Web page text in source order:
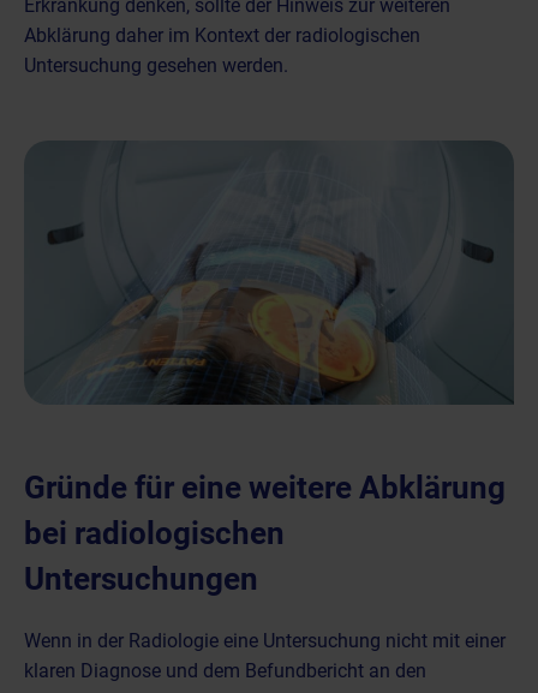
Erkrankung denken, sollte der Hinweis zur weiteren
Abklärung daher im Kontext der radiologischen
Untersuchung gesehen werden.
Gründe für eine weitere Abklärung
bei radiologischen
Untersuchungen
Wenn in der Radiologie eine Untersuchung nicht mit einer
klaren Diagnose und dem Befundbericht an den